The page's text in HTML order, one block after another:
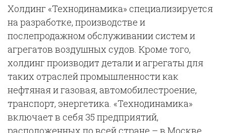
Холдинг «Технодинамика» специализируется
на разработке, производстве и
послепродажном обслуживании систем и
агрегатов воздушных судов. Кроме того,
холдинг производит детали и агрегаты для
таких отраслей промышленности как
нефтяная и газовая, автомобилестроение,
транспорт, энергетика. «Технодинамика»
включает в себя 35 предприятий,
расположенных по всей стране – в Москве,